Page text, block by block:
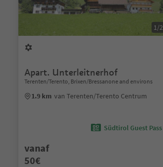
1/2
Apart. Unterleitnerhof
Terenten/Terento, Brixen/Bressanone and environs
1.9 km van Terenten/Terento Centrum
Südtirol Guest Pass
vanaf
50€